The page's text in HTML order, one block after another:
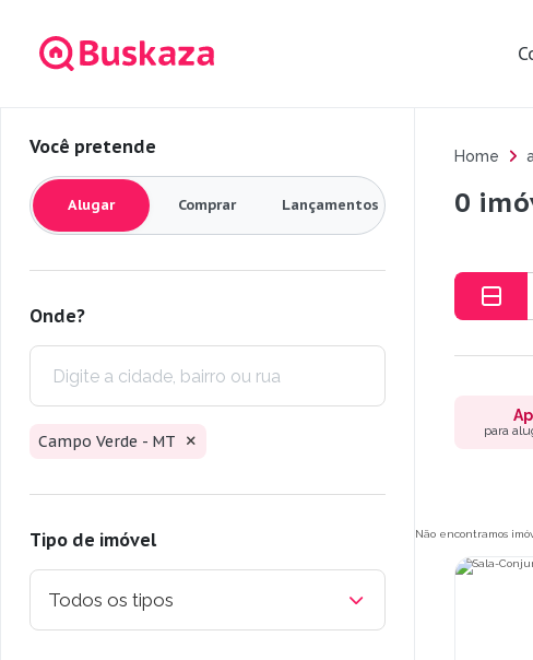
Você pretende
Alugar Comprar Lançamentos
Onde?
Campo Verde - MT
Tipo de imóvel
Todos os tipos
Home
0
para
Não encontramos